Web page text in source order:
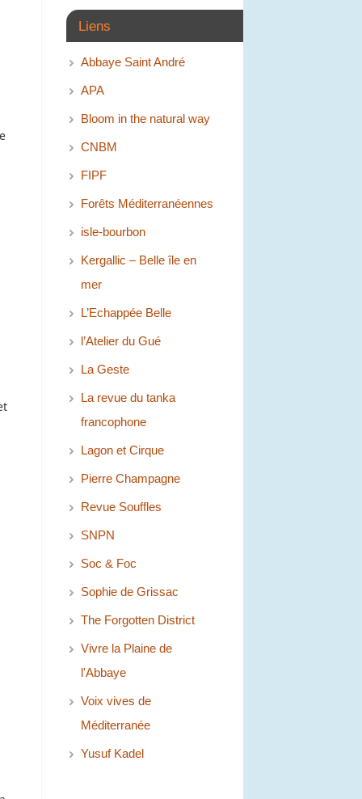
Liens
Abbaye Saint André
APA
Bloom in the natural way
CNBM
FIPF
Forêts Méditerranéennes
isle-bourbon
Kergallic – Belle île en
mer
L’Echappée Belle
l’Atelier du Gué
La Geste
La revue du tanka
francophone
Lagon et Cirque
Pierre Champagne
Revue Souffles
SNPN
Soc & Foc
Sophie de Grissac
The Forgotten District
Vivre la Plaine de
l'Abbaye
Voix vives de
Méditerranée
Yusuf Kadel